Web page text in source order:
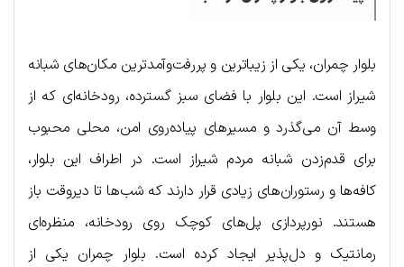
بلوار چمران، یکی از زیباترین و پررفت‌وآمدترین مکان‌های شبانه
شیراز است. این بلوار با فضای سبز گسترده، رودخانه‌ای که از
وسط آن می‌گذرد و مسیرهای پیاده‌روی امن، محلی محبوب
برای قدم‌زدن شبانه مردم شیراز است. در اطراف این بلوار،
کافه‌ها و رستوران‌های زیادی قرار دارند که شب‌ها تا دیروقت باز
هستند. نورپردازی پل‌های کوچک روی رودخانه، منظره‌ای
رمانتیک و دل‌پذیر ایجاد کرده است. بلوار چمران یکی از